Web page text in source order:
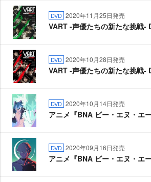
DVD 2020年11月25日発売
VART -声優たちの新たな挑戦-
DVD 2020年10月28日発売
VART -声優たちの新たな挑戦-
DVD 2020年10月14日発売
アニメ『BNA ビー・エヌ・エ
DVD 2020年09月16日発売
アニメ『BNA ビー・エヌ・エ